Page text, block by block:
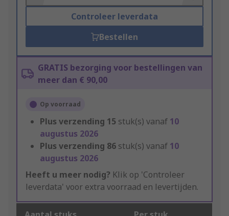
Controleer leverdata
Bestellen
GRATIS bezorging voor bestellingen van
meer dan € 90,00
Op voorraad
Plus verzending 15 stuk(s) vanaf 10
augustus 2026
Plus verzending 86 stuk(s) vanaf 10
augustus 2026
Heeft u meer nodig? Klik op 'Controleer
leverdata' voor extra voorraad en levertijden.